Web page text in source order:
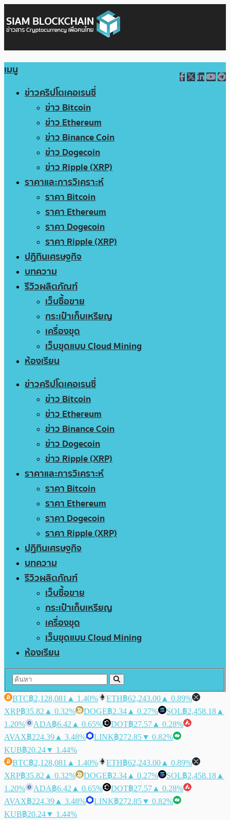
เมนู
ข่าวคริปโตเคอเรนซี่
ข่าว Bitcoin
ข่าว Ethereum
ข่าว Binance Coin
ข่าว Dogecoin
ข่าว Ripple (XRP)
ราคาและการวิเคราะห์
ราคา Bitcoin
ราคา Ethereum
ราคา Dogecoin
ราคา Ripple (XRP)
ปฏิทินเศรษฐกิจ
บทความ
รีวิวผลิตภัณฑ์
เว็บซื้อขาย
กระเป๋าเก็บเหรียญ
เครื่องขุด
เว็บขุดแบบ Cloud Mining
ห้องเรียน
ข่าวคริปโตเคอเรนซี่
ข่าว Bitcoin
ข่าว Ethereum
ข่าว Binance Coin
ข่าว Dogecoin
ข่าว Ripple (XRP)
ราคาและการวิเคราะห์
ราคา Bitcoin
ราคา Ethereum
ราคา Dogecoin
ราคา Ripple (XRP)
ปฏิทินเศรษฐกิจ
บทความ
รีวิวผลิตภัณฑ์
เว็บซื้อขาย
กระเป๋าเก็บเหรียญ
เครื่องขุด
เว็บขุดแบบ Cloud Mining
ห้องเรียน
BTC฿2,128,081 ▲ 1.40% ETH฿62,243.00 ▲ 0.89%
XRP฿35.82 ▲ 0.32% DOGE฿2.34 ▲ 0.27% SOL฿2,458.18 ▲
1.20%
ADA฿6.42 ▲ 0.65% DOT฿27.57 ▲ 0.28%
AVAX฿224.39 ▲ 3.48% LINK฿272.85▼ 0.82%
KUB฿20.24▼ 1.44%
BTC฿2,128,081 ▲ 1.40% ETH฿62,243.00 ▲ 0.89%
XRP฿35.82 ▲ 0.32% DOGE฿2.34 ▲ 0.27% SOL฿2,458.18 ▲
1.20%
ADA฿6.42 ▲ 0.65% DOT฿27.57 ▲ 0.28%
AVAX฿224.39 ▲ 3.48% LINK฿272.85▼ 0.82%
KUB฿20.24▼ 1.44%